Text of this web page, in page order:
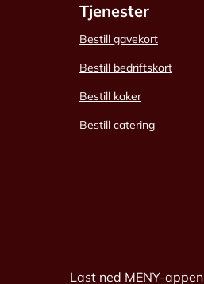
Tjenester
Bestill gavekort
Bestill bedriftskort
Bestill kaker
Bestill catering
Last ned MENY-appen